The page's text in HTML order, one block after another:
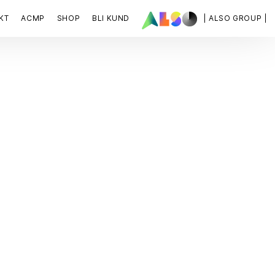
| ALSO GROUP |
ACMP SHOP BLI KUND